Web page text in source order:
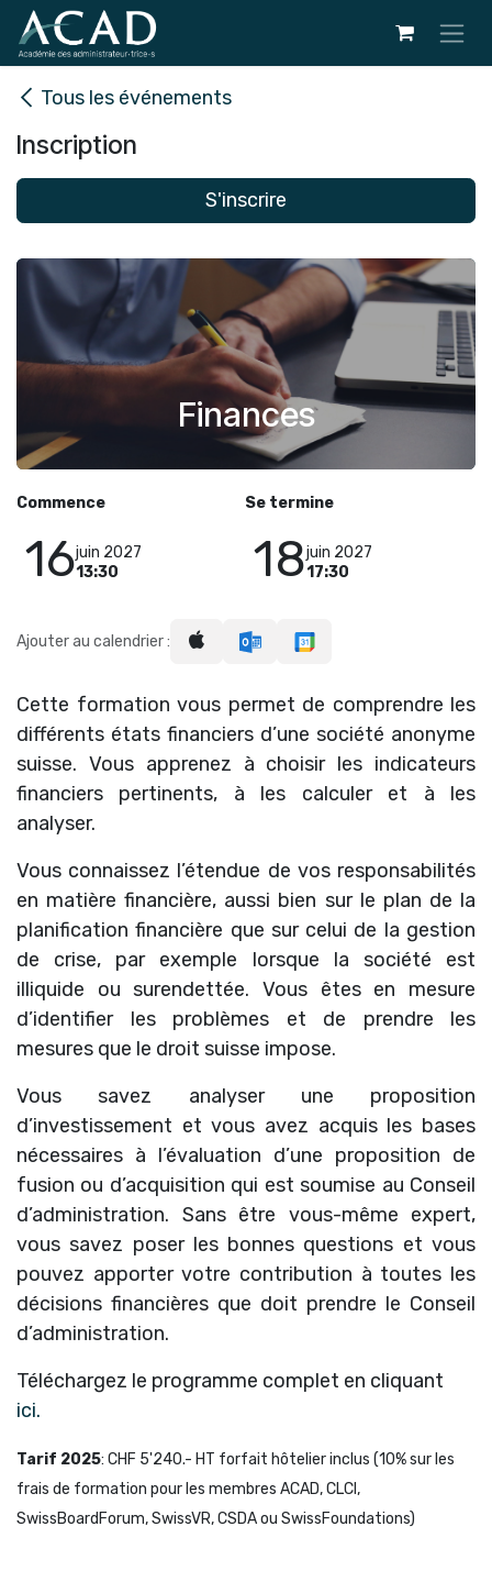
Se rendre au contenu
Tous les événements
Inscription
S'inscrire
Finances
Commence
16juin 2027
13:30
Se termine
18juin 2027
17:30
Ajouter au calendrier :
Cette formation vous permet de comprendre les
différents états financiers d’une société anonyme
suisse. Vous apprenez à choisir les indicateurs
financiers pertinents, à les calculer et à les
analyser.
Vous connaissez l’étendue de vos responsabilités
en matière financière, aussi bien sur le plan de la
planification financière que sur celui de la gestion
de crise, par exemple lorsque la société est
illiquide ou surendettée. Vous êtes en mesure
d’identifier les problèmes et de prendre les
mesures que le droit suisse impose.
Vous savez analyser une proposition
d’investissement et vous avez acquis les bases
nécessaires à l’évaluation d’une proposition de
fusion ou d’acquisition qui est soumise au Conseil
d’administration. Sans être vous-même expert,
vous savez poser les bonnes questions et vous
pouvez apporter votre contribution à toutes les
décisions financières que doit prendre le Conseil
d’administration.
Téléchargez le programme complet en cliquant
ici.
Tarif 2025: CHF 5'240.- HT forfait hôtelier inclus (10% sur les
frais de formation pour les membres ACAD, CLCI,
SwissBoardForum, SwissVR, CSDA ou SwissFoundations)